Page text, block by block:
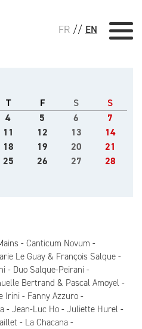
FR // EN
T F S
S
4 5 6
7
11 12 13
14
18 19 20
21
25 26 27
28
Canticum Novum
Le Guay & François Salque
Duo Salque-Peirani
Bertrand & Pascal Amoyel
Irini
Fanny Azzuro
Jean-Luc Ho
Juliette Hurel
La Chacana